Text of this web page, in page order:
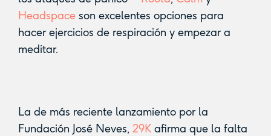
Headspaceson excelentes opciones para
hacer ejercicios de respiración y empezar a
meditar. ‍
La de más reciente lanzamiento por la
Fundación José Neves, 29Kafirma que la falta